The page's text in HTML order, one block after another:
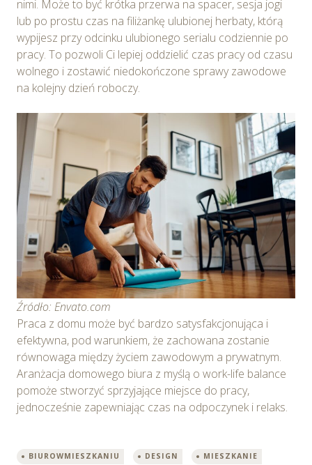
nimi. Może to być krótka przerwa na spacer, sesja jogi
lub po prostu czas na filiżankę ulubionej herbaty, którą
wypijesz przy odcinku ulubionego serialu codziennie po
pracy. To pozwoli Ci lepiej oddzielić czas pracy od czasu
wolnego i zostawić niedokończone sprawy zawodowe
na kolejny dzień roboczy.
Źródło: Envato.com
Praca z domu może być bardzo satysfakcjonująca i
efektywna, pod warunkiem, że zachowana zostanie
równowaga między życiem zawodowym a prywatnym.
Aranżacja domowego biura z myślą o work-life balance
pomoże stworzyć sprzyjające miejsce do pracy,
jednocześnie zapewniając czas na odpoczynek i relaks.
BIUROWMIESZKANIU DESIGN
MIESZKANIE